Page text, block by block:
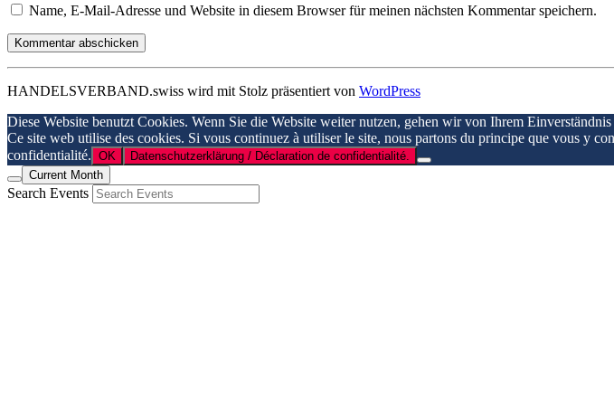
Name, E-Mail-Adresse und Website in diesem Browser für meinen nächsten Kommentar speichern.
HANDELSVERBAND.swiss wird mit Stolz präsentiert von WordPress
Diese Website benutzt Cookies. Wenn Sie die Website weiter nutzen, gehen wir von Ihrem
Ce site web utilise des cookies. Si vous continuez à utiliser le site, nous partons du principe que vous y
confidentialité. OK
Datenschutzerklärung / Déclaration de confidentialité.
Current Month
Search Events